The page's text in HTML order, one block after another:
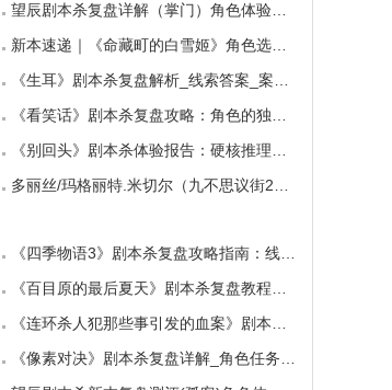
望辰剧本杀复盘详解（掌门）角色体验测评/完整
新本速递｜《命藏町的白雪姬》角色选择指南：
《生耳》剧本杀复盘解析_线索答案_案件推理_故
《看笑话》剧本杀复盘攻略：角色的独特视角与
《别回头》剧本杀体验报告：硬核推理与恐怖演
多丽丝/玛格丽特.米切尔（九不思议街2雪境奇航
《四季物语3》剧本杀复盘攻略指南：线索抉择
《百目原的最后夏天》剧本杀复盘教程：百目诅
《连环杀人犯那些事引发的血案》剧本杀复盘：
《像素对决》剧本杀复盘详解_角色任务_线索答案